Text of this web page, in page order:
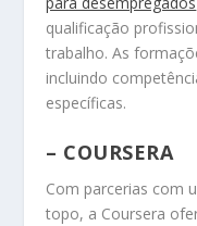
qualificação
trabalho. As
incluindo
específicas.
– COURSERA
Com parcerias com
topo, a Coursera